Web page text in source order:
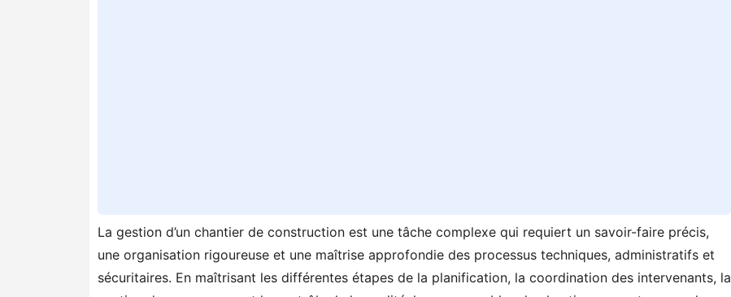
La gestion d’un chantier de construction est une tâche complexe qui requiert un savoir-faire précis,
une organisation rigoureuse et une maîtrise approfondie des processus techniques, administratifs et
sécuritaires. En maîtrisant les différentes étapes de la planification, la coordination des intervenants, la